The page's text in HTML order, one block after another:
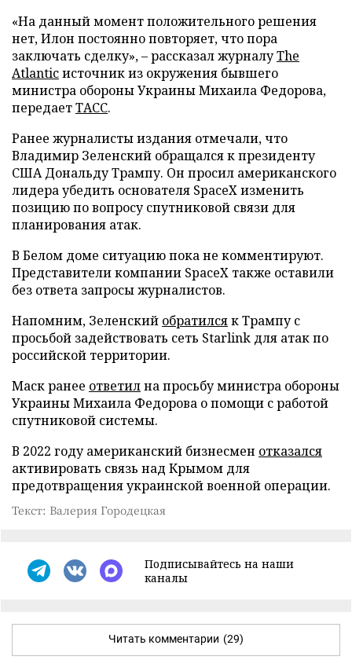
«На данный момент положительного решения
нет, Илон постоянно повторяет, что пора
заключать сделку», – рассказал журналуThe
Atlanticисточник из окружения бывшего
министра обороны Украины Михаила Федорова,
передаетТАСС.
Ранее журналисты издания отмечали, что
Владимир Зеленский обращался к президенту
США Дональду Трампу. Он просил американского
лидера убедить основателя SpaceX изменить
позицию по вопросу спутниковой связи для
планирования атак.
В Белом доме ситуацию пока не комментируют.
Представители компании SpaceX также оставили
без ответа запросы журналистов.
Напомним, Зеленский обратилсяк Трампу с
просьбой задействовать сеть Starlink для атак по
российской территории.
Маск ранее ответилна просьбу министра обороны
Украины Михаила Федорова о помощи с работой
спутниковой системы.
В 2022 году американский бизнесмен отказался
активировать связь над Крымом для
предотвращения украинской военной операции.
Текст: Валерия Городецкая
Подписывайтесь на наши
каналы
Читать комментарии (29)